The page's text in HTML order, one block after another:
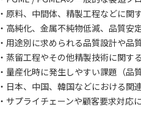
・原料、中間体、精製工程などに関
・高純化、金属不純物低減、品質安
・用途別に求められる品質設計や品
・蒸留工程やその他精製技術に関す
・量産化時に発生しやすい課題（品
・日本、中国、韓国などにおける関
・サプライチェーンや顧客要求対応